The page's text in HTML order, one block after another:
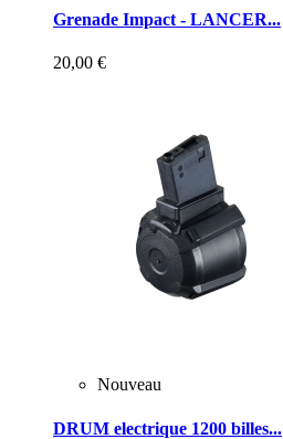
Grenade Impact - LANCER...
20,00 €
Nouveau
DRUM electrique 1200 billes...